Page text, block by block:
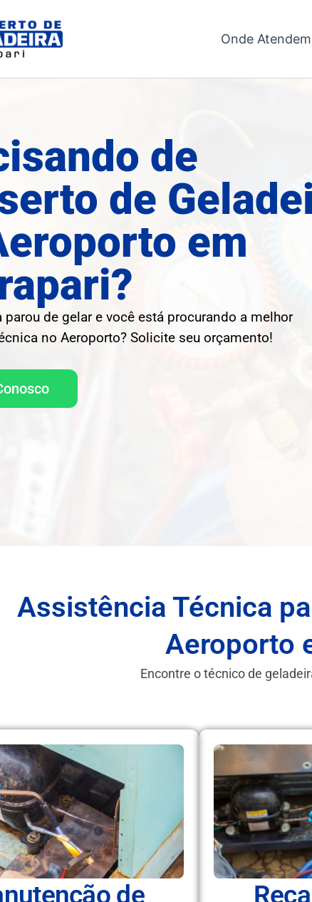
Onde
de
de
em
parou de gelar e você está procurando a melhor
no Aeroporto? Solicite seu orçamento!
Assistência Técnica
Aeroporto
Encontre o técnico de
de